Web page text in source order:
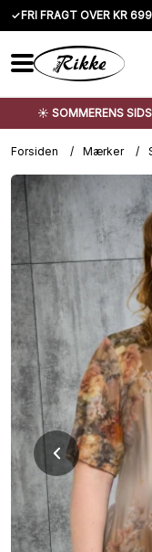
✓FRI FRAGT OVER KR 699
☀️ SOMMERENS
Forsiden / Mærker /